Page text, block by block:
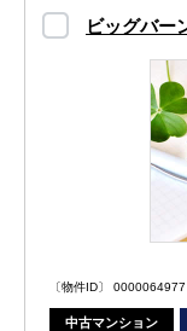
ビッグバー
〔物件ID〕 0000064977
中古マンション